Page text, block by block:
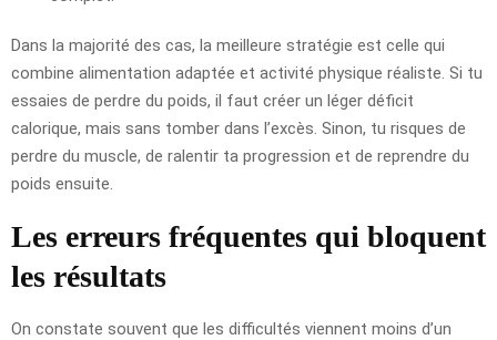
Dans la majorité des cas, la meilleure stratégie est celle qui
combine alimentation adaptée et activité physique réaliste. Si tu
essaies de perdre du poids, il faut créer un léger déficit
calorique, mais sans tomber dans l’excès. Sinon, tu risques de
perdre du muscle, de ralentir ta progression et de reprendre du
poids ensuite.
Les erreurs fréquentes qui bloquent
les résultats
On constate souvent que les difficultés viennent moins d’un